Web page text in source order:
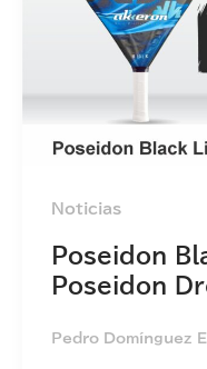
Noticias
Poseidon
Poseidon
Pedro Domínguez